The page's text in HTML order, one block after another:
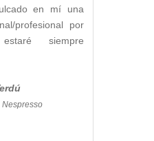
en mí una
profesional por
siempre
Nespresso